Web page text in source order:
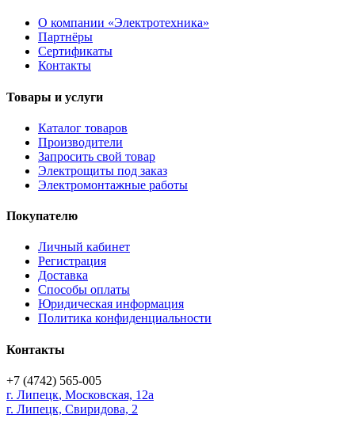
О компании «Электротехника»
Партнёры
Сертификаты
Контакты
Товары и услуги
Каталог товаров
Производители
Запросить свой товар
Электрощиты под заказ
Электромонтажные работы
Покупателю
Личный кабинет
Регистрация
Доставка
Способы оплаты
Юридическая информация
Политика конфиденциальности
Контакты
+7 (4742) 565-005
г. Липецк, Московская, 12а
г. Липецк, Свиридова, 2